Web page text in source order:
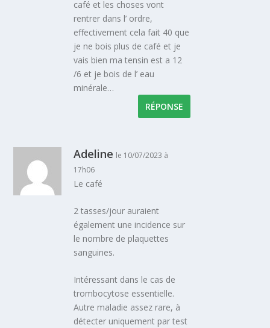
café et les choses vont
rentrer dans l’ ordre,
effectivement cela fait 40 que
je ne bois plus de café et je
vais bien ma tensin est a 12
/6 et je bois de l’ eau
minérale…
RÉPONSE
Adeline le 10/07/2023 à
17h06
Le café
2 tasses/jour auraient
également une incidence sur
le nombre de plaquettes
sanguines.
Intéressant dans le cas de
trombocytose essentielle.
Autre maladie assez rare, à
détecter uniquement par test